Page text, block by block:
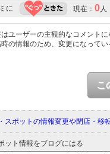
に 現在： 0 人
ユーザーの主観的なコメントに
の情報のため、変更になって
こ
スポットの情報変更や閉店・移
ット情報をブログにはる